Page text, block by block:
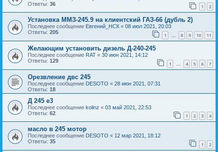
Ответы: 36 1 2
Установка ММЗ-245.9 на клиентский ГАЗ-66 (дубль 2)
Последнее сообщение Евгений_НСК « 08 июл 2021, 20:03
Ответы: 205 1 … 8 9 10 11
Желающим установить дизель Д-240-245
Последнее сообщение RAT « 30 июн 2021, 14:12
Ответы: 129 1 4 5 6 7
Орезвление двс 245
Последнее сообщение DESOTO « 28 июн 2021, 07:31
Ответы: 18
Д 245 е3
Последнее сообщение kolinz « 03 май 2021, 22:53
Ответы: 62 1 2 3 4
масло в 245 мотор
Последнее сообщение DESOTO « 12 мар 2021, 18:12
Ответы: 35 1 2